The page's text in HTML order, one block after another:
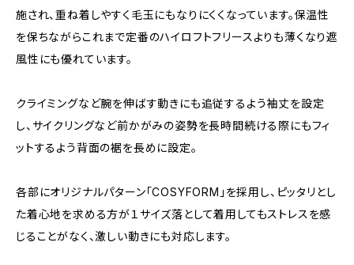
施され、重ね着しやすく毛玉にもなりにくくなっています。保温性
を保ちながらこれまで定番のハイロフトフリースよりも薄くなり遮
風性にも優れています。
クライミングなど腕を伸ばす動きにも追従するよう袖丈を設定
し、サイクリングなど前かがみの姿勢を長時間続ける際にもフィ
ットするよう背面の裾を長めに設定。
各部にオリジナルパターン「COSYFORM」を採用し、ピッタリとし
た着心地を求める方が１サイズ落として着用してもストレスを感
じることがなく、激しい動きにも対応します。